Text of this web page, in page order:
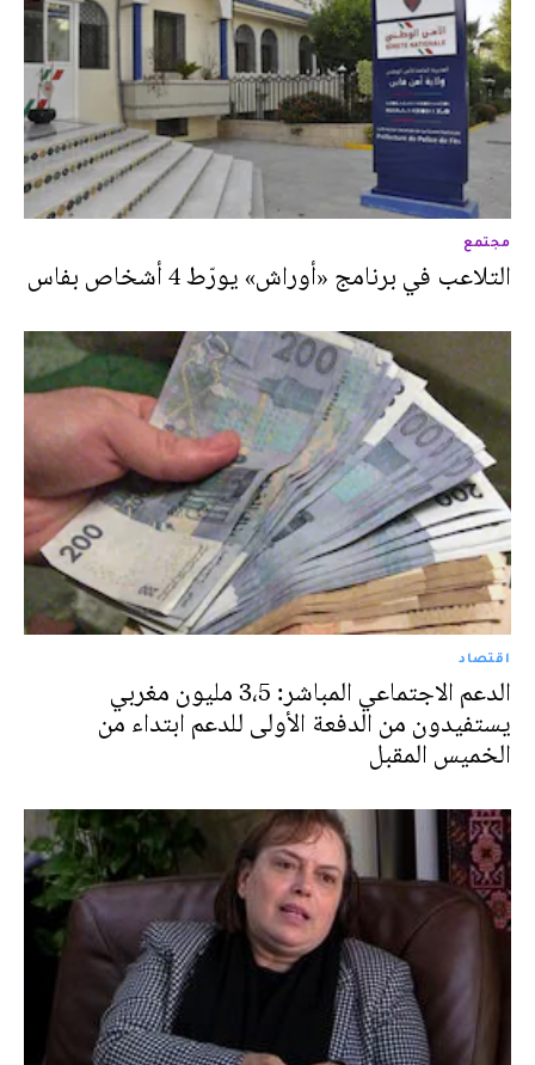
مجتمع
التلاعب في برنامج «أوراش» يورّط 4 أشخاص بفاس
اقتصاد
الدعم الاجتماعي المباشر: 3،5 مليون مغربي
يستفيدون من الدفعة الأولى للدعم ابتداء من
الخميس المقبل